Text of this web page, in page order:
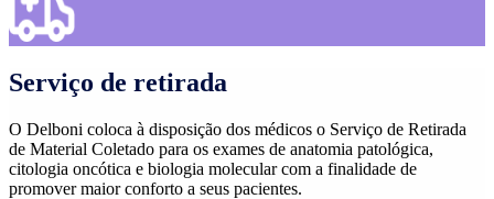
Serviço de retirada
O Delboni coloca à disposição dos médicos o Serviço de Retirada
de Material Coletado para os exames de anatomia patológica,
citologia oncótica e biologia molecular com a finalidade de
promover maior conforto a seus pacientes.